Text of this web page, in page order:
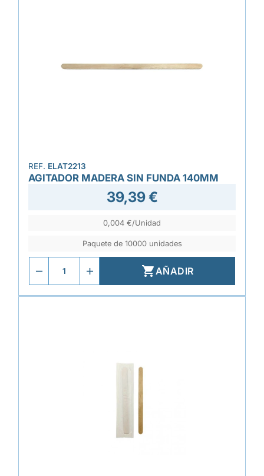
REF. ELAT2213
AGITADOR MADERA SIN FUNDA 140MM
39,39 €
0,004 €/Unidad
Paquete de 10000 unidades
AÑADIR